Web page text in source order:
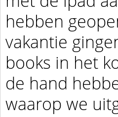
hebben
vakantie
books in het
de hand
waarop we